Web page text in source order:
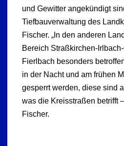
und Gewitter angekündigt
Tiefbauverwaltung des
Fischer. „In den anderen
Bereich Straßkirchen-
Fierlbach besonders
in der Nacht und am frühen
gesperrt werden, diese sind
was die Kreisstraßen betrifft
Fischer.